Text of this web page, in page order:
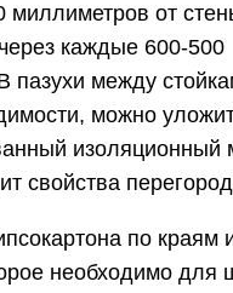
миллиметров от
каждые 600-500
пазухи между
можно
изоляционный
свойства
по краям
необходимо для